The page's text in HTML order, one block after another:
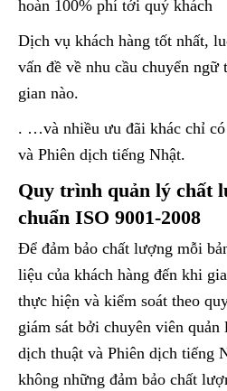
hoàn 100% phí tới quý khách
Dịch vụ khách hàng tốt nhất,
vấn đề về nhu cầu chuyển
gian nào.
. …và nhiều ưu đãi khác chỉ
và Phiên dịch tiếng Nhật.
Quy trình quản lý chất
chuẩn ISO 9001-2008
Để đảm bảo chất lượng mỗi
liệu của khách hàng đến khi
thực hiện và kiểm soát theo
giám sát bởi chuyên viên
dịch thuật và Phiên dịch tiếng
không những đảm bảo chất